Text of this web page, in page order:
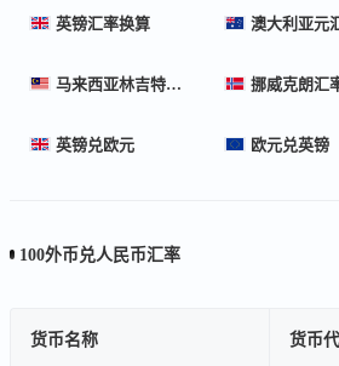
英镑汇率换算
马来西亚林吉特汇率换算 挪威克朗汇
英镑兑欧元 欧元兑英镑
100外币兑人民币汇率
货币名称 货币